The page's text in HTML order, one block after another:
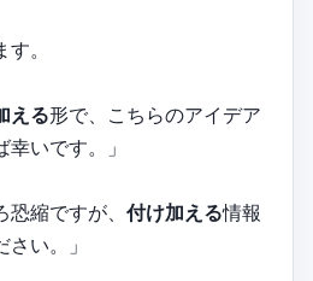
。
える形で、こちらのアイデア
いです。」
縮ですが、 付け加える情報
い。」